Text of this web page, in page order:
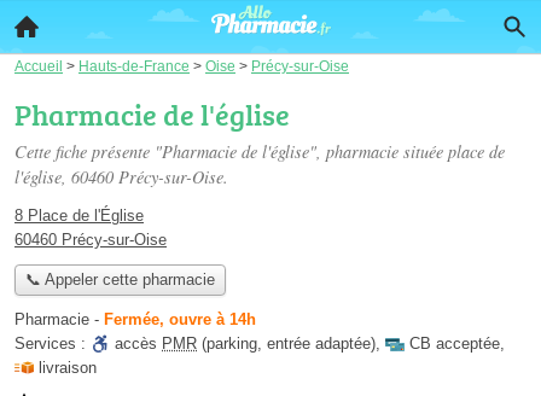
Accueil > Hauts-de-France > Oise > Précy-sur-Oise
Pharmacie de l'église
Cette fiche présente "Pharmacie de l'église", pharmacie située place de
l'église, 60460 Précy-sur-Oise.
8 Place de l'Église
60460 Précy-sur-Oise
📞 Appeler cette pharmacie
Pharmacie - Fermée, ouvre à 14h
Services :
accès PMR (parking, entrée adaptée), CB acceptée,
livraison